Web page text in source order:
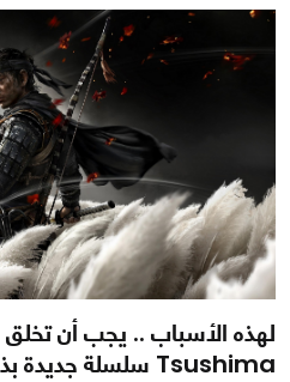
Tsushima سلسلة جديدة بذاتها